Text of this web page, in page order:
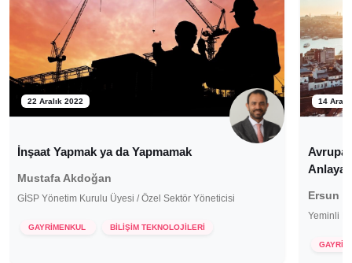
22 Aralık 2022
İnşaat Yapmak ya da Yapmamak
Mustafa Akdoğan
GİSP Yönetim Kurulu Üyesi / Özel Sektör Yöneticisi
GAYRİMENKUL BİLİŞİM TEKNOLOJİLERİ
14
Ersun
Yeminli